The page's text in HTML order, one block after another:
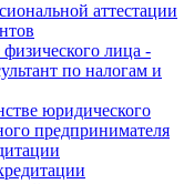
аттестации
лица -
по налогам и
юридического
предпринимателя